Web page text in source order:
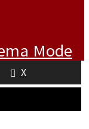
Mode
X